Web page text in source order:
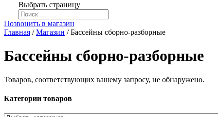
Выбрать страницу
Позвонить в магазин
Главная /Магазин / Бассейны сборно-разборные
Бассейны сборно-разборные
Товаров, соответствующих вашему запросу, не обнаружено.
Категории товаров